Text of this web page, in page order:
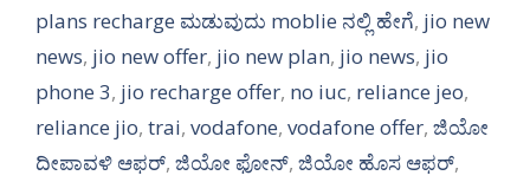
plans recharge ಮಡುವುದು moblie ನಲ್ಲಿ ಹೇಗೆ, jio new
news, jio new offer, jio new plan, jio news, jio
phone 3, jio recharge offer, no iuc, reliance jeo,
reliance jio, trai, vodafone, vodafone offer, ಜಿಯೋ
ದೀಪಾವಳಿ ಆಫರ್, ಜಿಯೋ ಫೋನ್, ಜಿಯೋ ಹೊಸ ಆಫರ್,